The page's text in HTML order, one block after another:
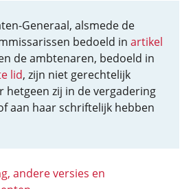
Generaal, alsmede de
bedoeld in artikel
de ambtenaren, bedoeld in
lid, zijn niet gerechtelijk
hetgeen zij in de vergadering
aan haar schriftelijk hebben
andere versies en